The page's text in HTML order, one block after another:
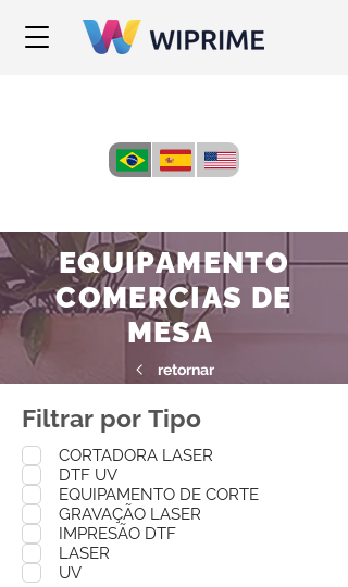
EQUIPAMENTO
COMERCIAS DE
MESA
retornar
Filtrar por Tipo
CORTADORA LASER
DTF UV
EQUIPAMENTO DE CORTE
GRAVAÇÃO LASER
IMPRESÃO DTF
LASER
UV